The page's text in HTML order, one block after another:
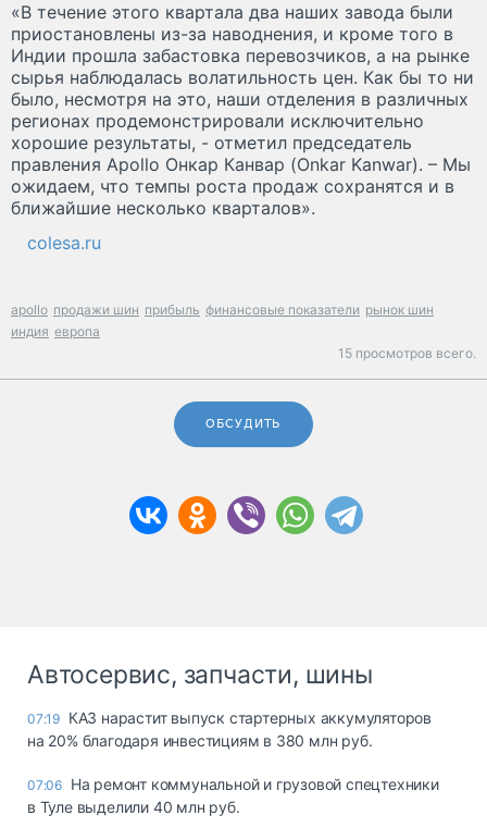
«В течение этого квартала два наших завода были
приостановлены из-за наводнения, и кроме того в
Индии прошла забастовка перевозчиков, а на рынке
сырья наблюдалась волатильность цен. Как бы то ни
было, несмотря на это, наши отделения в различных
регионах продемонстрировали исключительно
хорошие результаты, - отметил председатель
правления Apollo Онкар Канвар (Onkar Kanwar). – Мы
ожидаем, что темпы роста продаж сохранятся и в
ближайшие несколько кварталов».
colesa.ru
apollo продажи шин прибыль финансовые показатели рынок шин
индия европа
15 просмотров всего.
ОБСУДИТЬ
Автосервис, запчасти, шины
07:19 КАЗ нарастит выпуск стартерных аккумуляторов
на 20% благодаря инвестициям в 380 млн руб.
07:06 На ремонт коммунальной и грузовой спецтехники
в Туле выделили 40 млн руб.